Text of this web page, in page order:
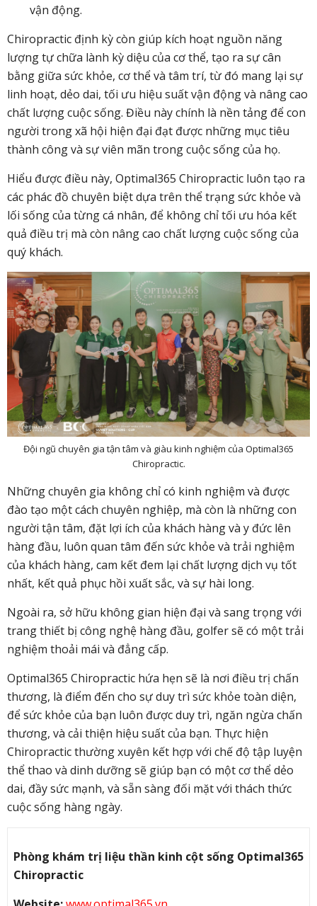
vận động.
Chiropractic định kỳ còn giúp kích hoạt nguồn năng
lượng tự chữa lành kỳ diệu của cơ thể, tạo ra sự cân
bằng giữa sức khỏe, cơ thể và tâm trí, từ đó mang lại sự
linh hoạt, dẻo dai, tối ưu hiệu suất vận động và nâng cao
chất lượng cuộc sống. Điều này chính là nền tảng để con
người trong xã hội hiện đại đạt được những mục tiêu
thành công và sự viên mãn trong cuộc sống của họ.
Hiểu được điều này, Optimal365 Chiropractic luôn tạo ra
các phác đồ chuyên biệt dựa trên thể trạng sức khỏe và
lối sống của từng cá nhân, để không chỉ tối ưu hóa kết
quả điều trị mà còn nâng cao chất lượng cuộc sống của
quý khách.
Đội ngũ chuyên gia tận tâm và giàu kinh nghiệm của Optimal365
Chiropractic.
Những chuyên gia không chỉ có kinh nghiệm và được
đào tạo một cách chuyên nghiệp, mà còn là những con
người tận tâm, đặt lợi ích của khách hàng và y đức lên
hàng đầu, luôn quan tâm đến sức khỏe và trải nghiệm
của khách hàng, cam kết đem lại chất lượng dịch vụ tốt
nhất, kết quả phục hồi xuất sắc, và sự hài long.
Ngoài ra, sở hữu không gian hiện đại và sang trọng với
trang thiết bị công nghệ hàng đầu, golfer sẽ có một trải
nghiệm thoải mái và đẳng cấp.
Optimal365 Chiropractic hứa hẹn sẽ là nơi điều trị chấn
thương, là điểm đến cho sự duy trì sức khỏe toàn diện,
để sức khỏe của bạn luôn được duy trì, ngăn ngừa chấn
thương, và cải thiện hiệu suất của bạn. Thực hiện
Chiropractic thường xuyên kết hợp với chế độ tập luyện
thể thao và dinh dưỡng sẽ giúp bạn có một cơ thể dẻo
dai, đầy sức mạnh, và sẵn sàng đối mặt với thách thức
cuộc sống hàng ngày.
Phòng khám trị liệu thần kinh cột sống Optimal365
Chiropractic